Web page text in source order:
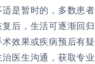
适是暂时的，多数患
复后，生活可逐渐回
术效果或疾病预后有
治医生沟通，获取专